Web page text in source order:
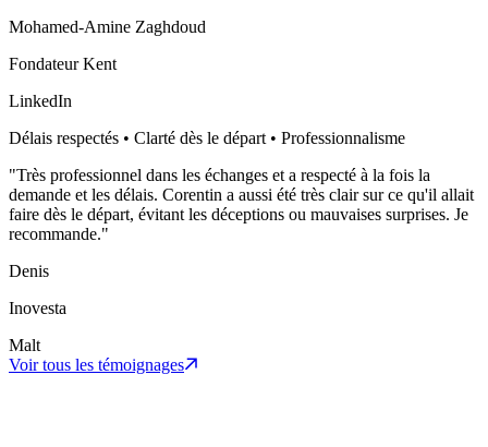
Mohamed-Amine Zaghdoud
Fondateur Kent
LinkedIn
Délais respectés • Clarté dès le départ • Professionnalisme
"Très professionnel dans les échanges et a respecté à la fois la
demande et les délais. Corentin a aussi été très clair sur ce qu'il allait
faire dès le départ, évitant les déceptions ou mauvaises surprises. Je
recommande."
Denis
Inovesta
Malt
Voir tous les témoignages